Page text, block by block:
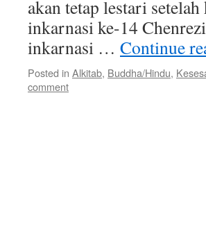
akan tetap lestari
inkarnasi ke-14
inkarnasi … Continue
Posted in Alkitab, Buddha/Hindu,
comment